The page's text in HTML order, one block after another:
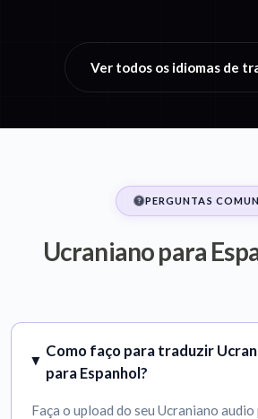
Ver todos os idiomas de
PERGUNTAS
Ucraniano para
Como faço para traduzir
para Espanhol?
Faça o upload do seu Ucraniano